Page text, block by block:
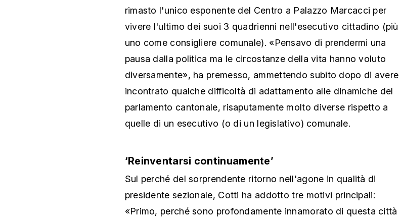
rimasto l'unico esponente del Centro a Palazzo Marcacci per
vivere l'ultimo dei suoi 3 quadrienni nell'esecutivo cittadino (più
uno come consigliere comunale). «Pensavo di prendermi una
pausa dalla politica ma le circostanze della vita hanno voluto
diversamente», ha premesso, ammettendo subito dopo di avere
incontrato qualche difficoltà di adattamento alle dinamiche del
parlamento cantonale, risaputamente molto diverse rispetto a
quelle di un esecutivo (o di un legislativo) comunale.
‘Reinventarsi continuamente’
Sul perché del sorprendente ritorno nell'agone in qualità di
presidente sezionale, Cotti ha addotto tre motivi principali:
«Primo, perché sono profondamente innamorato di questa città